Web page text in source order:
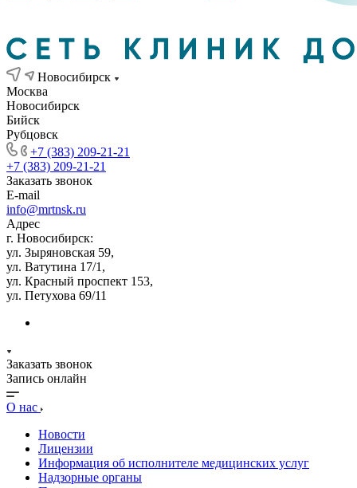
Новосибирск
Москва
Новосибирск
Бийск
Рубцовск
+7 (383) 209-21-21
+7 (383) 209-21-21
Заказать звонок
E-mail
info@mrtnsk.ru
Адрес
г. Новосибирск:
ул. Зыряновская 59,
ул. Ватутина 17/1,
ул. Красный проспект 153,
ул. Петухова 69/11
Заказать звонок
Запись онлайн
О нас
Новости
Лицензии
Информация об исполнителе медицинских услуг
Надзорные органы